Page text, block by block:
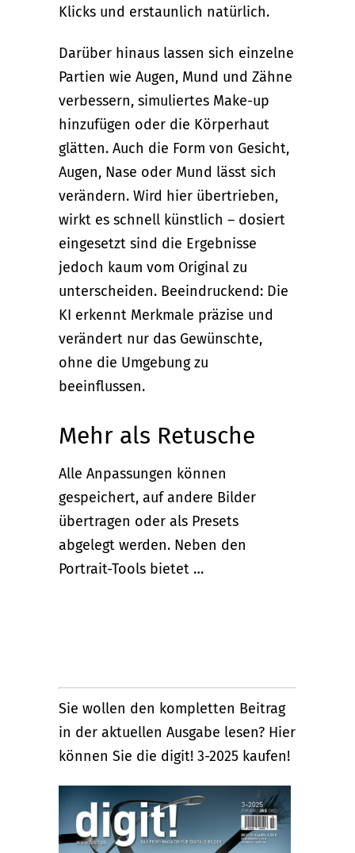
Klicks und erstaunlich natürlich.
Darüber hinaus lassen sich einzelne
Partien wie Augen, Mund und Zähne
verbessern, simuliertes Make-up
hinzufügen oder die Körperhaut
glätten. Auch die Form von Gesicht,
Augen, Nase oder Mund lässt sich
verändern. Wird hier übertrieben,
wirkt es schnell künstlich – dosiert
eingesetzt sind die Ergebnisse
jedoch kaum vom Original zu
unterscheiden. Beeindruckend: Die
KI erkennt Merkmale präzise und
verändert nur das Gewünschte,
ohne die Umgebung zu
beeinflussen.
Mehr als Retusche
Alle Anpassungen können
gespeichert, auf andere Bilder
übertragen oder als Presets
abgelegt werden. Neben den
Portrait-Tools bietet …
Sie wollen den kompletten Beitrag
in der aktuellen Ausgabe lesen? Hier
können Sie die digit! 3-2025 kaufen!